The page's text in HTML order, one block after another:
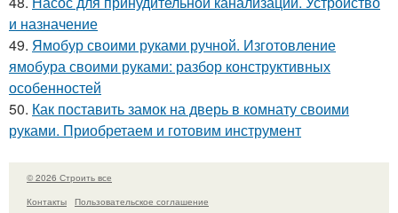
и назначение
49. Ямобур своими руками ручной. Изготовление
ямобура своими руками: разбор конструктивных
особенностей
50. Как поставить замок на дверь в комнату своими
руками. Приобретаем и готовим инструмент
© 2026 Строить все
Контакты
Пользовательское соглашение